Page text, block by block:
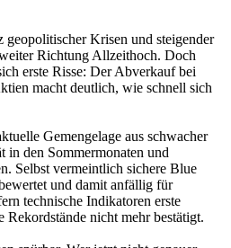
Krisen und steigender
Richtung Allzeithoch. Doch
erste Risse: Der Abverkauf bei
macht deutlich, wie schnell sich
Gemengelage aus schwacher
in den Sommermonaten und
Selbst vermeintlich sichere Blue
und damit anfällig für
technische Indikatoren erste
Rekordstände nicht mehr bestätigt.